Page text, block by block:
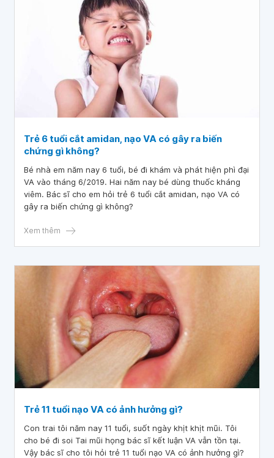
Trẻ 6 tuổi cắt amidan, nạo VA có gây ra biến
chứng gì không?
Bé nhà em năm nay 6 tuổi, bé đi khám và phát hiện phì đại
VA vào tháng 6/2019. Hai năm nay bé dùng thuốc kháng
viêm. Bác sĩ cho em hỏi trẻ 6 tuổi cắt amidan, nạo VA có
gây ra biến chứng gì không?
Xem thêm
Trẻ 11 tuổi nạo VA có ảnh hưởng gì?
Con trai tôi năm nay 11 tuổi, suốt ngày khịt khịt mũi. Tôi
cho bé đi soi Tai mũi họng bác sĩ kết luận VA vẫn tồn tại.
Vậy bác sĩ cho tôi hỏi trẻ 11 tuổi nạo VA có ảnh hưởng gì?